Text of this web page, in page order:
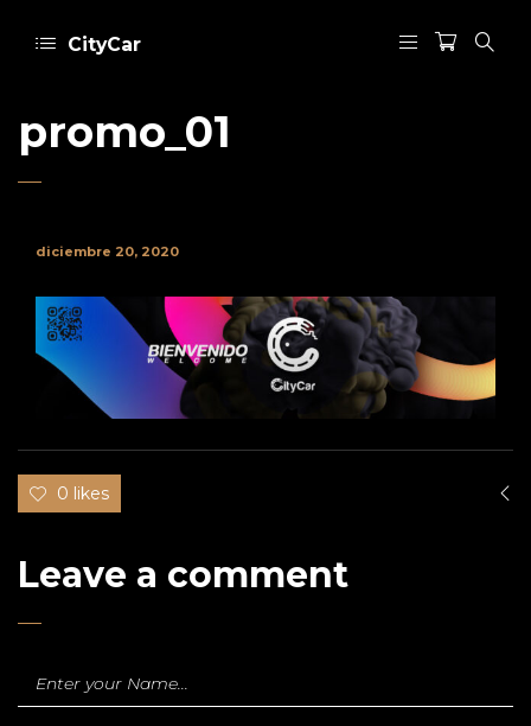
CityCar
promo_01
diciembre 20, 2020
0 likes
Leave a comment